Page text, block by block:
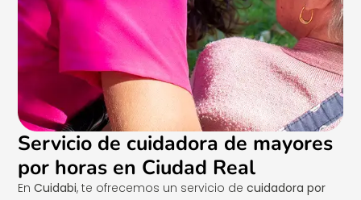
Servicio de cuidadora de mayores
por horas en Ciudad Real
EnCuidabi, te ofrecemos un servicio decuidadora por